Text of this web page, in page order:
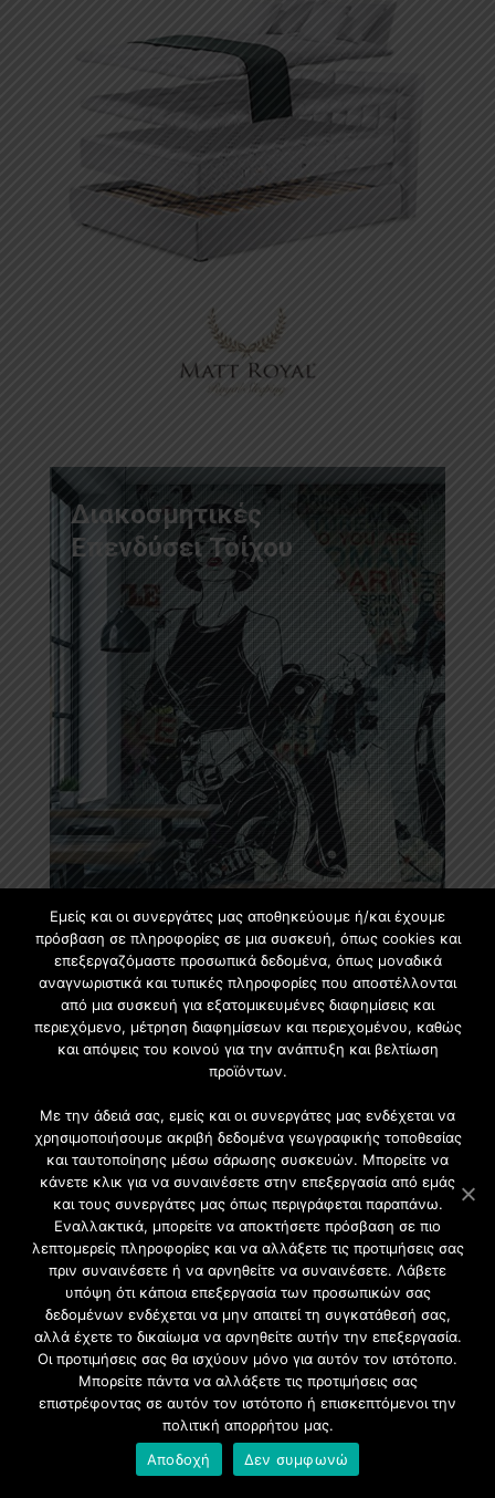
Διακοσμητικές
Επενδύσει Τοίχου
Ξύλινα
Κουφώματα
Εμείς και οι συνεργάτες μας αποθηκεύουμε ή/και έχουμε
πρόσβαση σε πληροφορίες σε μια συσκευή, όπως cookies και
επεξεργαζόμαστε προσωπικά δεδομένα, όπως μοναδικά
αναγνωριστικά και τυπικές πληροφορίες που αποστέλλονται
από μια συσκευή για εξατομικευμένες διαφημίσεις και
περιεχόμενο, μέτρηση διαφημίσεων και περιεχομένου, καθώς
και απόψεις του κοινού για την ανάπτυξη και βελτίωση
προϊόντων.
Με την άδειά σας, εμείς και οι συνεργάτες μας ενδέχεται να
χρησιμοποιήσουμε ακριβή δεδομένα γεωγραφικής τοποθεσίας
και ταυτοποίησης μέσω σάρωσης συσκευών. Μπορείτε να
κάνετε κλικ για να συναινέσετε στην επεξεργασία από εμάς
και τους συνεργάτες μας όπως περιγράφεται παραπάνω.
Εναλλακτικά, μπορείτε να αποκτήσετε πρόσβαση σε πιο
λεπτομερείς πληροφορίες και να αλλάξετε τις προτιμήσεις σας
πριν συναινέσετε ή να αρνηθείτε να συναινέσετε. Λάβετε
υπόψη ότι κάποια επεξεργασία των προσωπικών σας
δεδομένων ενδέχεται να μην απαιτεί τη συγκατάθεσή σας,
αλλά έχετε το δικαίωμα να αρνηθείτε αυτήν την επεξεργασία.
Οι προτιμήσεις σας θα ισχύουν μόνο για αυτόν τον ιστότοπο.
Μπορείτε πάντα να αλλάξετε τις προτιμήσεις σας
επιστρέφοντας σε αυτόν τον ιστότοπο ή επισκεπτόμενοι την
πολιτική απορρήτου μας.
Αποδοχή
Δεν συμφωνώ